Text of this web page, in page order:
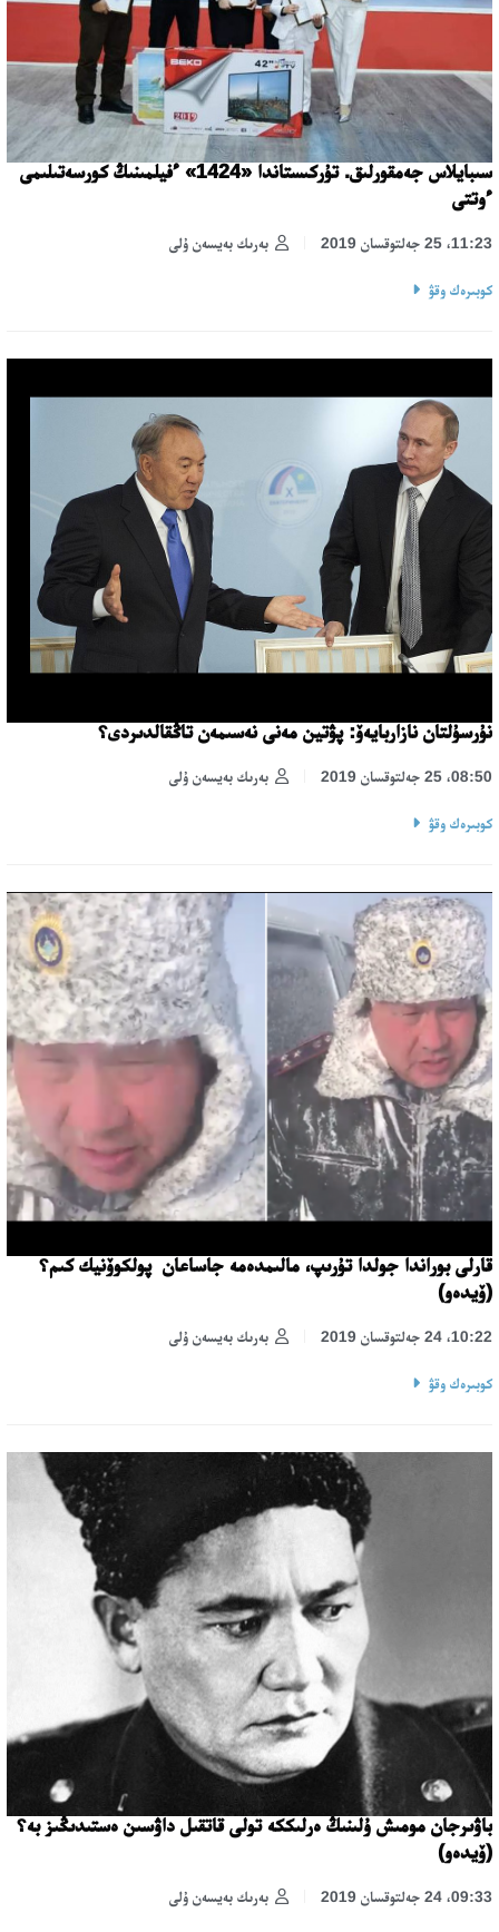
سىبايلاس جەمقورلىق. تۇركىستاندا «1424» ءفيلمىنىڭ كورسەتىلىمى
ءوتتى
بەرىك بەيسەن ۇلى 11:23، 25 جەلتوقسان 2019
كوبىرەك وقۋ
نۇرسۇلتان نازاربايەۆ: پۋتين مەنى نەسىمەن تاڭقالدىردى؟
بەرىك بەيسەن ۇلى 08:50، 25 جەلتوقسان 2019
كوبىرەك وقۋ
قارلى بوراندا جولدا تۇرىپ، مالىمدەمە جاساعان پولكوۆنيك كىم؟
(ۆيدەو)
بەرىك بەيسەن ۇلى 10:22، 24 جەلتوقسان 2019
كوبىرەك وقۋ
باۋىرجان مومىش ۇلىنىڭ ەرلىككە تولى قاتقىل داۋسىن ەستىدىڭىز بە؟
(ۆيدەو)
بەرىك بەيسەن ۇلى 09:33، 24 جەلتوقسان 2019